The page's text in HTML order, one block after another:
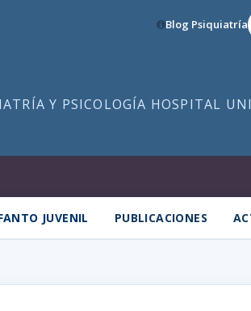
Blog Psiquiatría
Y PSICOLOGÍA HOSPITAL
JUVENIL PUBLICACIONES